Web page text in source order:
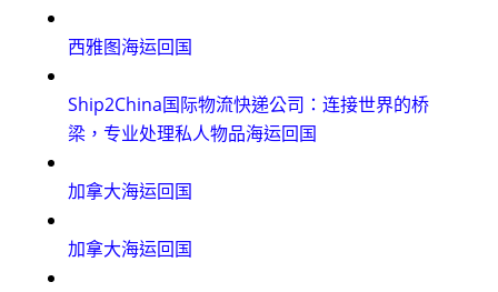
西雅图海运回国
Ship2China国际物流快递公司：连接世界的桥
梁，专业处理私人物品海运回国
加拿大海运回国
加拿大海运回国